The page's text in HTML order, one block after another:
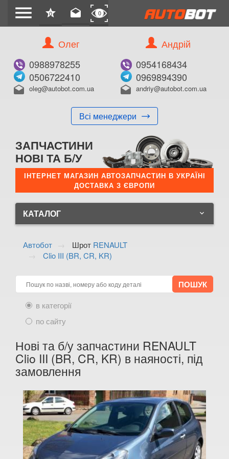
menu star
0 drafts 0
Олег
0988978255
0506722410
drafts oleg@autobot.com.ua
Всі менеджери
Андрій
0954168434
0969894390
drafts andriy@autobot.com.ua
ЗАПЧАСТИНИ
НОВІ ТА Б/У
ІНТЕРНЕТ МАГАЗИН АВТОЗАПЧАСТИН В УКРАЇНІ
ДОСТАВКА З ЄВРОПИ
КАТАЛОГ keyboard_arrow_down
AUDI
BMW keyboard_arrow_down
CITROEN
FIAT
FORD
HONDA keyboard_arrow_down
JAGUAR keyboard_arrow_down
JEEP keyboard_arrow_down
KIA keyboard_arrow_down
Автобот Шрот RENAULT
Clio III (BR, CR, KR)
в категорії
по сайту
Нові та б/у запчастини RENAULT
Clio III (BR, CR, KR) в наяності, під
замовлення